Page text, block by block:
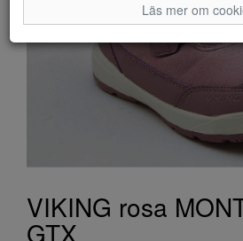
VIKING rosa
GTX
Läs mer om